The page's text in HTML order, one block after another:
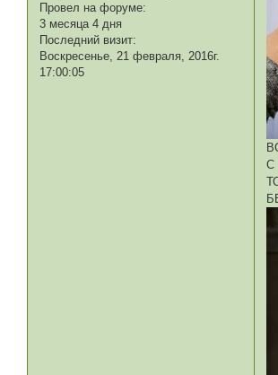
Провел на форуме:
3 месяца 4 дня
Последний визит:
Воскресенье, 21 февраля, 2016г.
17:00:05
С